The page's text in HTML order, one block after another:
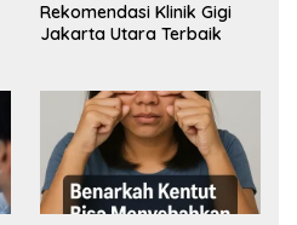
Rekomendasi Klinik Gigi
Jakarta Utara Terbaik